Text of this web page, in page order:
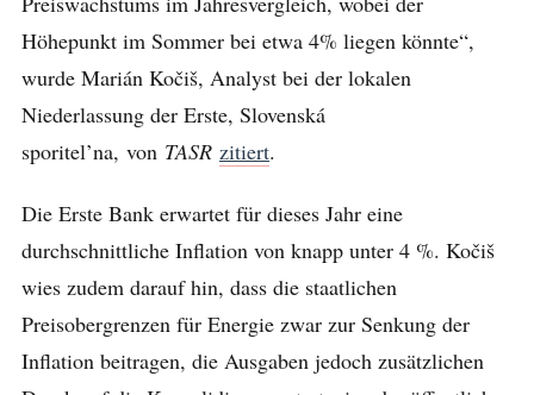
Höhepunkt im Sommer bei etwa 4% liegen könnte“,
wurde Marián Kočiš, Analyst bei der lokalen
Niederlassung der Erste, Slovenská
sporitel’na, von TASR zitiert.
Die Erste Bank erwartet für dieses Jahr eine
durchschnittliche Inflation von knapp unter 4 %. Kočiš
wies zudem darauf hin, dass die staatlichen
Preisobergrenzen für Energie zwar zur Senkung der
Inflation beitragen, die Ausgaben jedoch zusätzlichen